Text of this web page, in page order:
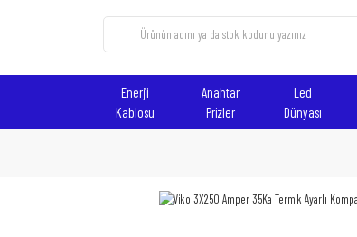
Enerji
Kablosu
Anahtar
Prizler
Led
Dünyası